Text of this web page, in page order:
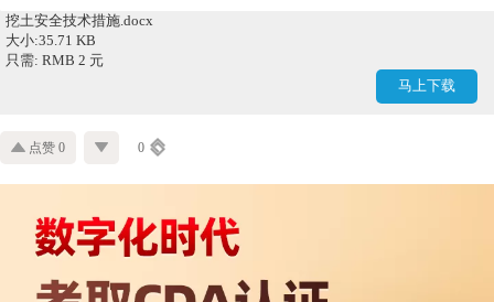
挖土安全技术措施.docx
大小:35.71 KB
只需: RMB 2 元
马上下载
点赞 0 0